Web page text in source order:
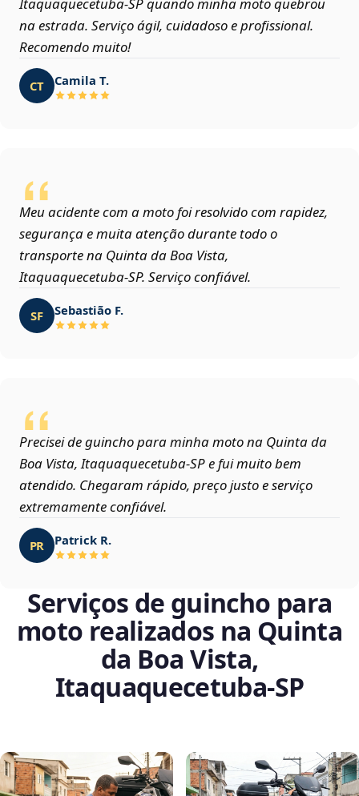
Itaquaquecetuba‑SP quando minha moto quebrou
na estrada. Serviço ágil, cuidadoso e profissional.
Recomendo muito!
CT Camila T.
Meu acidente com a moto foi resolvido com rapidez,
segurança e muita atenção durante todo o
transporte na Quinta da Boa Vista,
Itaquaquecetuba‑SP. Serviço confiável.
SF Sebastião F.
Precisei de guincho para minha moto na Quinta da
Boa Vista, Itaquaquecetuba‑SP e fui muito bem
atendido. Chegaram rápido, preço justo e serviço
extremamente confiável.
PR Patrick R.
Serviços de guincho para
moto realizados na Quinta
da Boa Vista,
Itaquaquecetuba‑SP